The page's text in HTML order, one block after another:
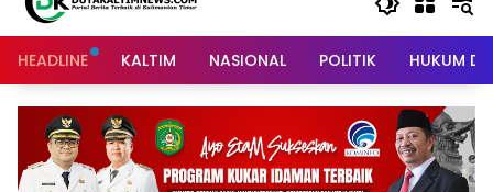
HEADLINE KALTIM NASIONAL POLITIK HUKUM